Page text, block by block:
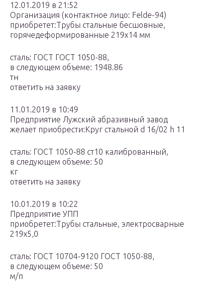
12.01.2019 в 21:52
Организация (контактное лицо: Felde-94)
приобретет:Трубы стальные бесшовные,
горячедеформированные 219х14 мм
сталь: ГОСТ ГОСТ 1050-88,
в следующем объеме: 1948.86
тн
ответить на заявку
11.01.2019 в 10:49
Предприятие Лужский абразивный завод
желает приобрести:Круг стальной d 16/02 h 11
сталь: ГОСТ 1050-88 ст10 калиброванный,
в следующем объеме: 50
кг
ответить на заявку
10.01.2019 в 10:22
Предприятие УПП
приобретет:Трубы стальные, электросварные
219х5,0
сталь: ГОСТ 10704-9120 ГОСТ 1050-88,
в следующем объеме: 50
м/п